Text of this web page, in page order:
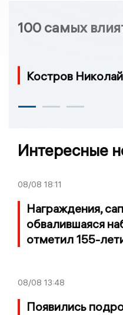
100 самых
Костров
Интересные
08/08 18:11
Награждения,
обвалившаяся
отметил 155-
08/08 13:48
Появились